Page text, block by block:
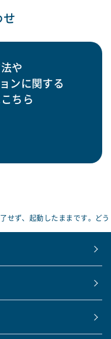
せ
や
ンに関する
ちら
せず、起動したままです。ど